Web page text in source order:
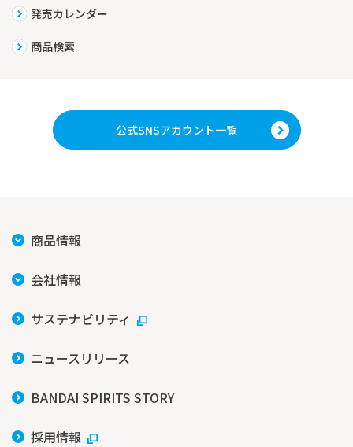
発売カレンダー
商品検索
公式SNSアカウント一覧
商品情報
会社情報
サステナビリティ
ニュースリリース
BANDAI SPIRITS STORY
採用情報